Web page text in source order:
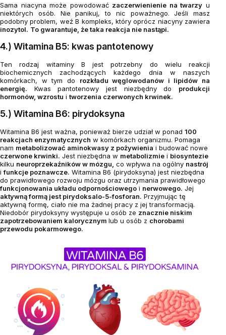
Sama niacyna może powodować zaczerwienienie na twarzy u
niektórych osób. Nie panikuj, to nic poważnego. Jeśli masz
podobny problem, weź B kompleks, który oprócz niacyny zawiera
inozytol. To gwarantuje, że taka reakcja nie nastąpi.
4.) Witamina B5: kwas pantotenowy
Ten rodzaj witaminy B jest potrzebny do wielu reakcji
biochemicznych zachodzących każdego dnia w naszych
komórkach, w tym do rozkładu węglowodanów i lipidów na
energię. Kwas pantotenowy jest niezbędny do produkcji
hormonów, wzrostu i tworzenia czerwonych krwinek.
5.) Witamina B6: pirydoksyna
Witamina B6 jest ważna, ponieważ bierze udział w ponad 100
reakcjach enzymatycznych w komórkach organizmu. Pomaga
nam metabolizować aminokwasy z pożywienia i budować nowe
czerwone krwinki. Jest niezbędna w metabolizmie i biosyntezie
kilku neuroprzekaźników w mózgu, co wpływa na ogólny nastrój
ifunkcje poznawcze. Witamina B6 (pirydoksyna) jest niezbędna
do prawidłowego rozwoju mózgu oraz utrzymania prawidłowego
funkcjonowania układu odpornościowego i nerwowego. Jej
aktywną formą jest pirydoksalo-5-fosforan. Przyjmując tę ​​
aktywną formę, ciało nie ma żadnej pracy z jej transformacją.
Niedobór pirydoksyny występuje u osób ze znacznie niskim
zapotrzebowaniem kalorycznym lub u osób z chorobami
przewodu pokarmowego.